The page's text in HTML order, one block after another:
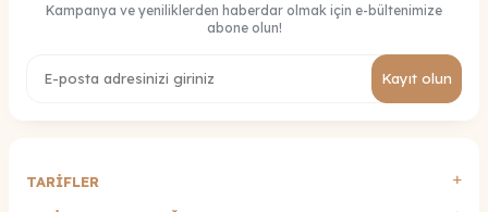
Kampanya ve yeniliklerden haberdar olmak için e-bültenimize
abone olun!
Kayıt olun
TARİFLER